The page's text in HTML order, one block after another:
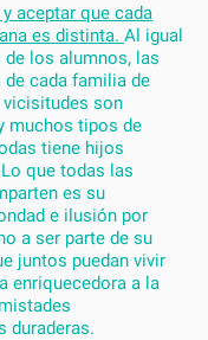
aceptar que cada
es distinta. Al igual
los alumnos, las
cada familia de
son
muchos tipos de
tiene hijos
que todas las
es su
e ilusión por
a ser parte de su
juntos puedan vivir
enriquecedora a la
duraderas.